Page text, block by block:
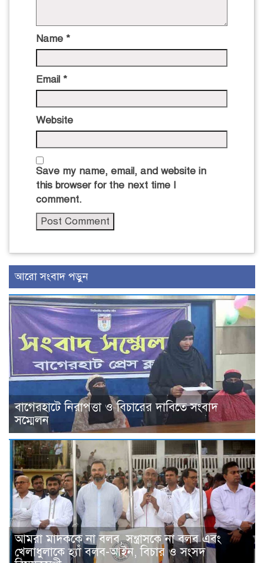
Name *
Email *
Website
Save my name, email, and website in
this browser for the next time I
comment.
আরো সংবাদ পড়ুন
বাগেরহাটে নিরাপত্তা ও বিচারের দাবিতে সংবাদ
সম্মেলন
আমরা মাদককে না বলব, সন্ত্রাসকে না বলব এবং
খেলাধুলাকে হ্যাঁ বলব-আইন, বিচার ও সংসদ